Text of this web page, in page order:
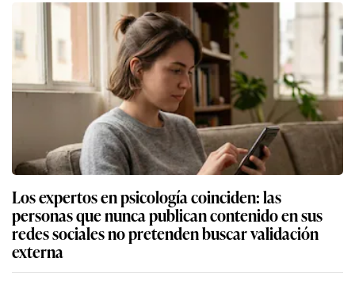
Los expertos en psicología coinciden: las
personas que nunca publican contenido en sus
redes sociales no pretenden buscar validación
externa